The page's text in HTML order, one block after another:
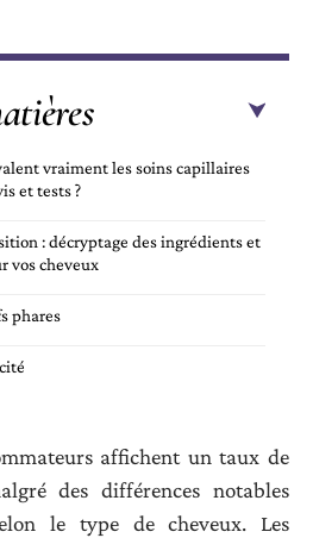
vraiment les soins capillaires
et tests ?
: décryptage des ingrédients et
vos cheveux
phares
affichent un taux de
des différences notables
le type de cheveux. Les